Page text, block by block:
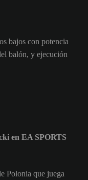
bajos con potencia
balón, y ejecución
en EA SPORTS
Polonia que juega